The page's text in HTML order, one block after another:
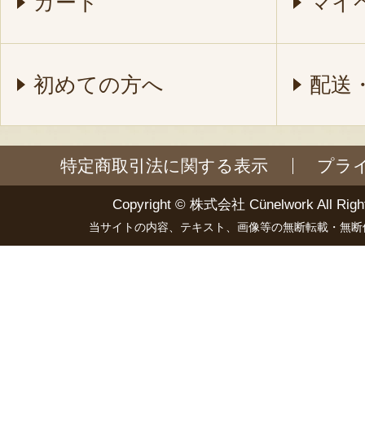
初めての方へ 配送
特定商取引法に関する表示 プラ
Copyright © 株式会社 Cünelwork All
当サイトの内容、テキスト、画像等の無断転載・無